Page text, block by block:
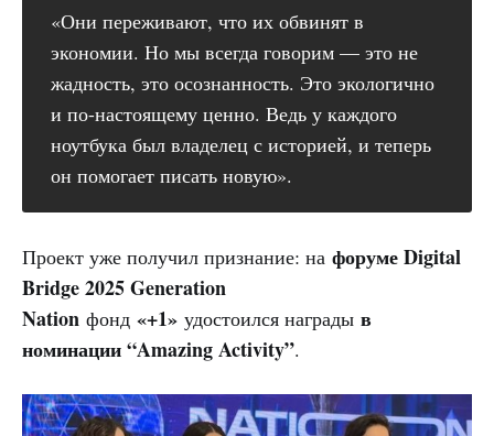
«Они переживают, что их обвинят в
экономии. Но мы всегда говорим — это не
жадность, это осознанность. Это экологично
и по-настоящему ценно. Ведь у каждого
ноутбука был владелец с историей, и теперь
он помогает писать новую».
Проект уже получил признание: на форуме Digital
Bridge 2025 Generation
Nation фонд «+1» удостоился награды в
номинации “Amazing Activity”.